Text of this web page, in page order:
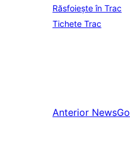
Răsfoiește în Trac
Tichete Trac
Anterior NewsGo